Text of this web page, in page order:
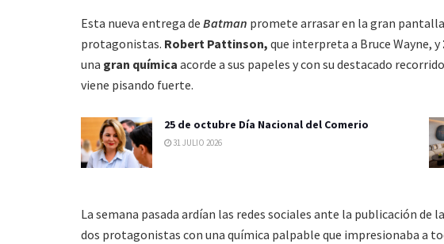
Esta nueva entrega de Batman promete arrasar en la gran
protagonistas. Robert Pattinson, que interpreta a Bruce Wayne, y
una gran química acorde a sus papeles y con su destacado
viene pisando fuerte.
25 de octubre Día Nacional del Comerio
31 JULIO 2026
La semana pasada ardían las redes sociales ante la publicación de la
dos protagonistas con una química palpable que impresionaba a